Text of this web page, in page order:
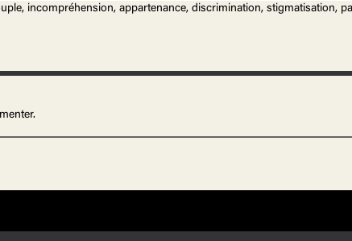
incompréhension, appartenance, discrimination, stigmatisation,